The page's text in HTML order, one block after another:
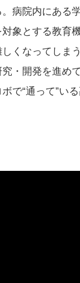
病院内にある
象とする教育
くなってしま
・開発を進め
で“通って”いる